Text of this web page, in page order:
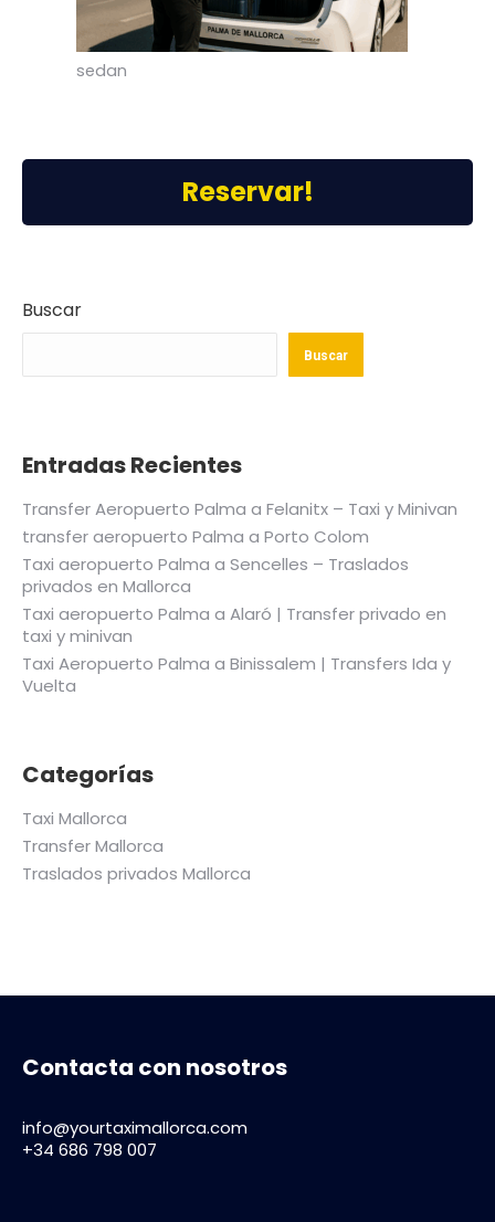
sedan
Reservar!
Buscar
Buscar
Entradas Recientes
Transfer Aeropuerto Palma a Felanitx – Taxi y Minivan
transfer aeropuerto Palma a Porto Colom
Taxi aeropuerto Palma a Sencelles – Traslados
privados en Mallorca
Taxi aeropuerto Palma a Alaró | Transfer privado en
taxi y minivan
Taxi Aeropuerto Palma a Binissalem | Transfers Ida y
Vuelta
Categorías
Taxi Mallorca
Transfer Mallorca
Traslados privados Mallorca
Contacta con nosotros
info@yourtaximallorca.com
+34 686 798 007